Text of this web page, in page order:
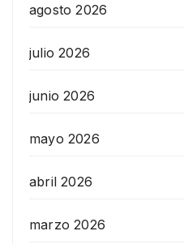
agosto 2026
julio 2026
junio 2026
mayo 2026
abril 2026
marzo 2026